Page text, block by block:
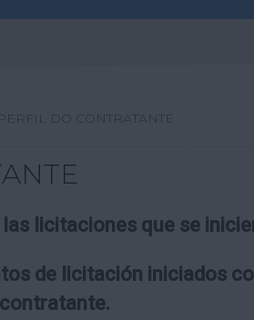
DO CONTRATANTE
licitaciones que se
de licitación iniciados